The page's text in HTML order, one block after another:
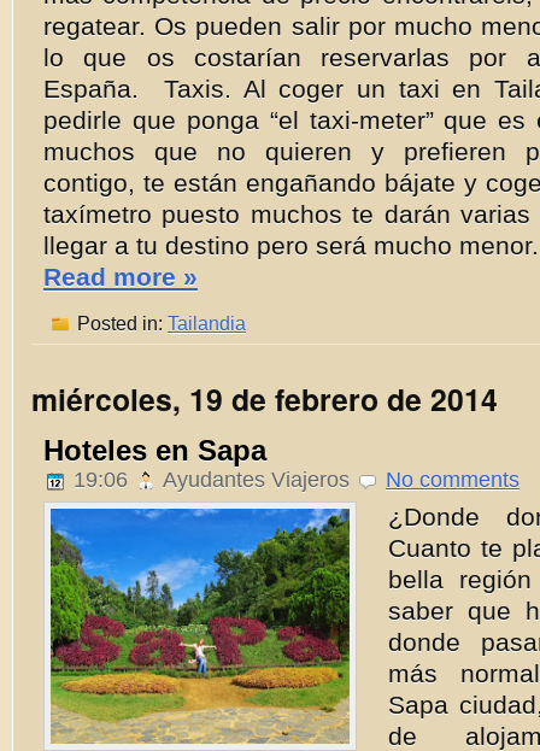
regatear. Os pueden salir por mucho
lo que os costarían reservarlas por
España. Taxis. Al coger un taxi en
pedirle que ponga “el taxi-meter” que
muchos que no quieren y prefieren
contigo, te están engañando bájate y
taxímetro puesto muchos te darán
llegar a tu destino pero será mucho
Read more »
Posted in: Tailandia
miércoles, 19 de febrero de 2014
Hoteles en Sapa
19:06 Ayudantes Viajeros No comments
¿Donde
Cuanto te
bella
saber que
donde
más
Sapa
de